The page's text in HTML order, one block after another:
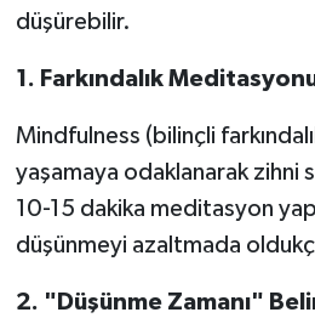
düşürebilir.
1. Farkındalık
Mindfulness (bilinçli
yaşamaya odaklanarak zihni
10-15 dakika meditasyon
düşünmeyi azaltmada
2. "Düşünme Zamanı"